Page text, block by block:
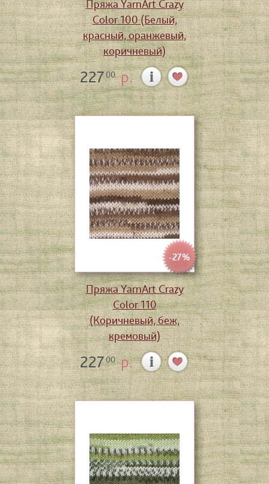
Пряжа YarnArt Crazy
Color 100 (Белый,
красный, оранжевый,
коричневый)
22700р.
-27%
Пряжа YarnArt Crazy
Color 110
(Коричневый, беж,
кремовый)
22700р.